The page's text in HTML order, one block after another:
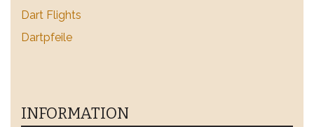
Dart Flights
Dartpfeile
INFORMATION